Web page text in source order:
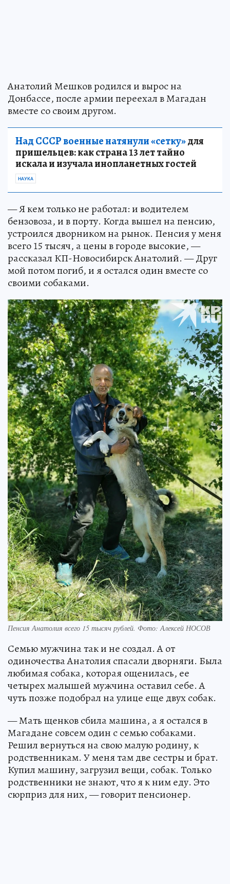
Анатолий Мешков родился и вырос на
Донбассе, после армии переехал в Магадан
вместе со своим другом.
Над СССР военные натянули «сетку»для
пришельцев: как страна 13 лет тайно
искала и изучала инопланетных гостей
НАУКА
— Я кем только не работал: и водителем
бензовоза, и в порту. Когда вышел на пенсию,
устроился дворником на рынок. Пенсия у меня
всего 15 тысяч, а цены в городе высокие, —
рассказал КП-Новосибирск Анатолий. — Друг
мой потом погиб, и я остался один вместе со
своими собаками.
Пенсия Анатолия всего 15 тысяч рублей. Фото: Алексей НОСОВ
Семью мужчина так и не создал. А от
одиночества Анатолия спасали дворняги. Была
любимая собака, которая ощенилась, ее
четырех малышей мужчина оставил себе. А
чуть позже подобрал на улице еще двух собак.
— Мать щенков сбила машина, а я остался в
Магадане совсем один с семью собаками.
Решил вернуться на свою малую родину, к
родственникам. У меня там две сестры и брат.
Купил машину, загрузил вещи, собак. Только
родственники не знают, что я к ним еду. Это
сюрприз для них, — говорит пенсионер.